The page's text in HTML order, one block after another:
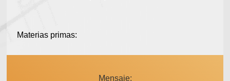
Materias primas:
Mensaje: